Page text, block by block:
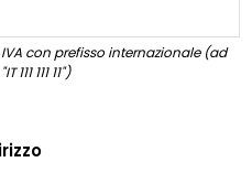
con prefisso internazionale (ad
111 111 11")